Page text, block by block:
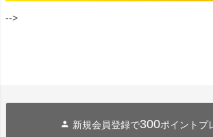
-->
新規会員登録で300ポイントプ